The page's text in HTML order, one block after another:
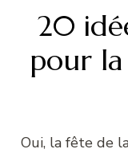
20
pour
Oui, la fête de